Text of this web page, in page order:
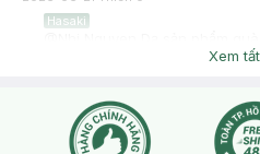
Hasaki
lượng, nếu sản phẩm còn số
tra kĩ đơn trước khi nhấn Đặt
2026-06-21Thích
Nhi Nguyen
Xem